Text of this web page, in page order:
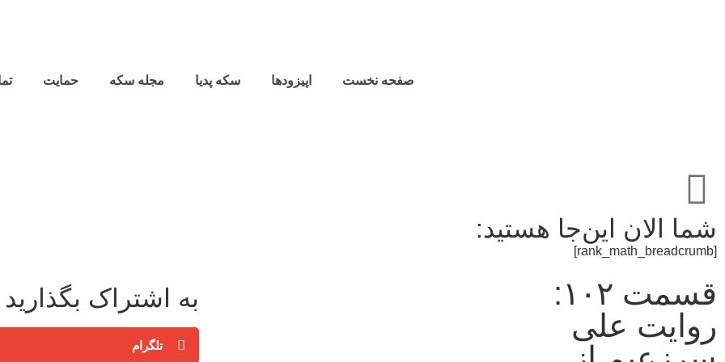
صفحه نخست اپیزودها سکه پدیا مجله سکه حمایت
شما الان این‌جا هستید:
[rank_math_breadcrumb]
قسمت ۱۰۲:
روایت علی
به اشتراک بگذارید
تلگرام